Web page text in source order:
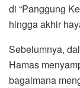
di “Panggung
hingga akhir
Sebelumnya,
Hamas
bagaimana